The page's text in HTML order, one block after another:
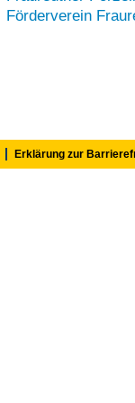
Förderverein
Erklärung zur